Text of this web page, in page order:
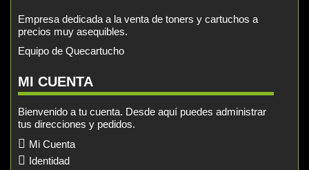
Empresa dedicada a la venta de toners y cartuchos a
precios muy asequibles.
Equipo de Quecartucho
MI CUENTA
Bienvenido a tu cuenta. Desde aquí puedes administrar
tus direcciones y pedidos.
Mi Cuenta
Identidad